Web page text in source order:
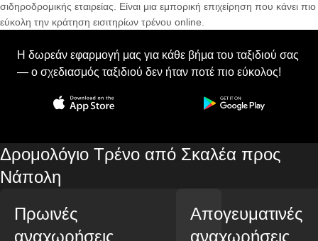
σιδηροδρομικής εταιρείας. Είναι μια εμπορική επιχείρηση που κάνει πιο
εύκολη την κράτηση εισιτηρίων τρένου online.
Η δωρεάν εφαρμογή μας για κάθε βήμα του ταξιδιού σας
— ο σχεδιασμός ταξιδιού δεν ήταν ποτέ πιο εύκολος!
Δρομολόγιο Τρένο από Σκαλέα προς
Νάπολη
Πρωινές
αναχωρήσεις
Απογευματινές
αναχωρήσεις